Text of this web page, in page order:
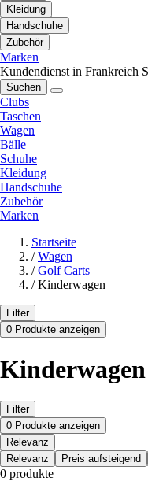
Kleidung
Handschuhe
Zubehör
Marken
Kundendienst in Frankreich
Suchen
Clubs
Taschen
Wagen
Bälle
Schuhe
Kleidung
Handschuhe
Zubehör
Marken
Startseite
/ Wagen
/ Golf Carts
/ Kinderwagen
Filter
0 Produkte anzeigen
Kinderwagen
Filter
0 Produkte anzeigen
Relevanz
Relevanz
Preis aufsteigend
0 produkte